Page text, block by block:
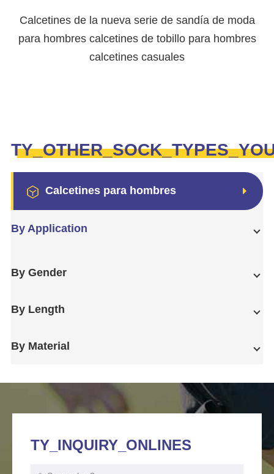
Calcetines de la nueva serie de sandía de moda
para hombres calcetines de tobillo para hombres
calcetines casuales
Calcetines para hombres
By Application
By Gender
By Length
By Material
TY_INQUIRY_ONLINES